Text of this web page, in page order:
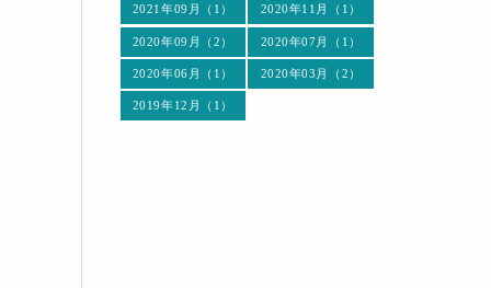
2021年09月（1） 2020年11月（1）
2020年09月（2） 2020年07月（1）
2020年06月（1） 2020年03月（2）
2019年12月（1）